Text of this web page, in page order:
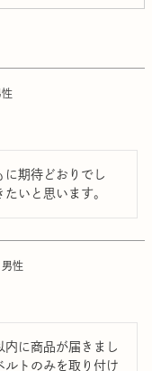
性
に期待どおりでし
いと思います。
男性
に商品が届きまし
ルトのみを取り付け